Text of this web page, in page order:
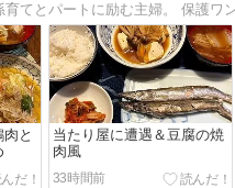
と
当たり屋に遭遇＆豆腐の焼
肉風
33時間前